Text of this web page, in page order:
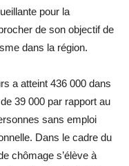
pour la
de son objectif de
dans la région.
a atteint 436 000 dans
39 000 par rapport au
sans emploi
Dans le cadre du
chômage s’élève à